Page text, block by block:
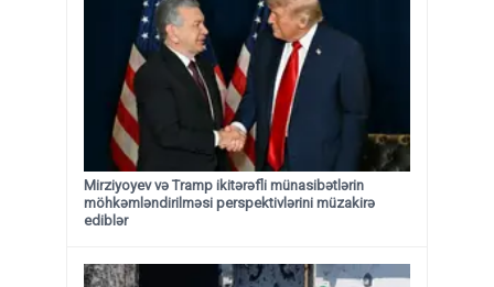
Mirziyoyev və Tramp ikitərəfli münasibətlərin
möhkəmləndirilməsi perspektivlərini müzakirə
ediblər